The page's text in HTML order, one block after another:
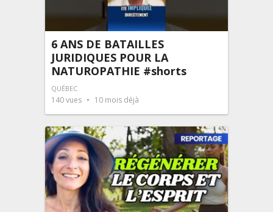
6 ANS DE BATAILLES
JURIDIQUES POUR LA
NATUROPATHIE #shorts
QUÉBEC
140vues 10 mois déjà